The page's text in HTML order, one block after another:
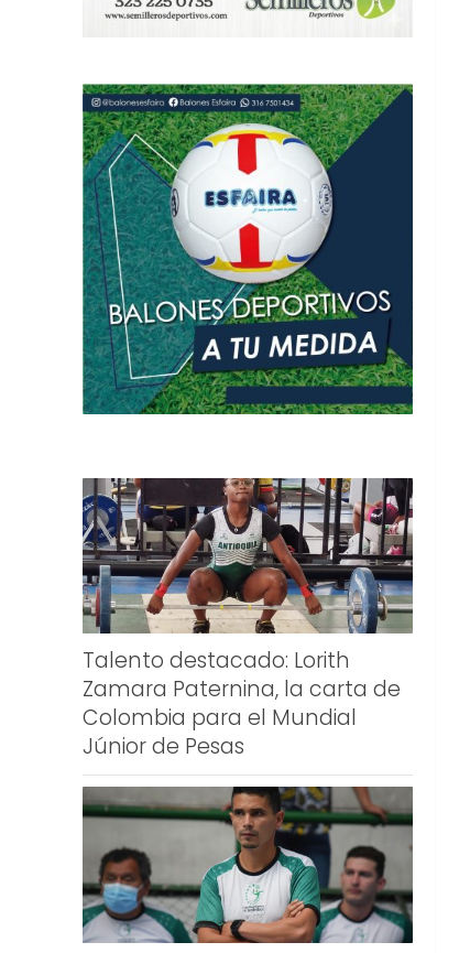
Talento destacado: Lorith
Zamara Paternina, la carta de
Colombia para el Mundial
Júnior de Pesas